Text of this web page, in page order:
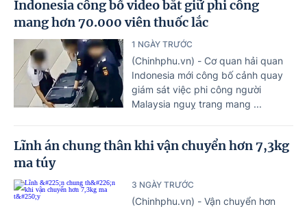
Indonesia công bố video bắt giữ phi công
mang hơn 70.000 viên thuốc lắc
1 NGÀY TRƯỚC
(Chinhphu.vn) - Cơ quan hải quan
Indonesia mới công bố cảnh quay
giám sát việc phi công người
Malaysia nguỵ trang mang ...
Lĩnh án chung thân khi vận chuyển hơn 7,3kg
ma túy
3 NGÀY TRƯỚC
(Chinhphu.vn) - Vận chuyển hơn